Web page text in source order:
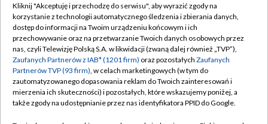
TVP
Abonament TVP
Emisja w TVP
Centrum informacji TVP
Naziemna Telewizja Cyfrowa
Regulamin TVP
Polityka prywatności
Moje zgody
Pomoc
Kliknij "Akceptuję i przechodzę do serwisu", aby wyrazić zgody na
korzystanie z technologii automatycznego śledzenia i zbierania danych,
dostęp do informacji na Twoim urządzeniu końcowym i ich
przechowywanie oraz na przetwarzanie Twoich danych osobowych przez
nas, czyli Telewizję Polską S.A. w likwidacji (zwaną dalej również „TVP”),
Zaufanych Partnerów z IAB* (1201 firm) oraz pozostałych Zaufanych
Partnerów TVP (93 firm), w celach marketingowych (w tym do
zautomatyzowanego dopasowania reklam do Twoich zainteresowań i
mierzenia ich skuteczności) i pozostałych, które wskazujemy poniżej, a
także zgody na udostępnianie przez nas identyfikatora PPID do Google.